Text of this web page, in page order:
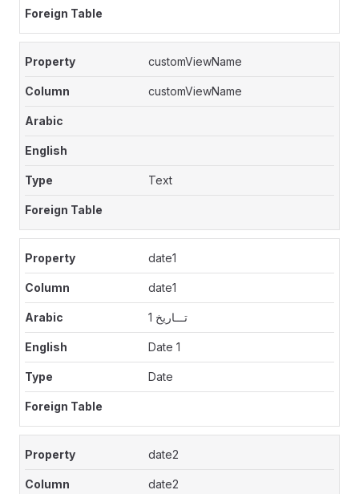
customViewName
customViewName
Text
date1
date1
تـــاريخ 1
Date 1
Date
date2
date2